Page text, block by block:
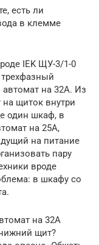
есть ли
в клемме
IEK ЩУ-3/1-0
трехфазный
автомат на 32А. Из
на щиток внутри
один шкаф, в
на 25А,
на питание
пару
вроде
в шкафу со
на 32А
щит?